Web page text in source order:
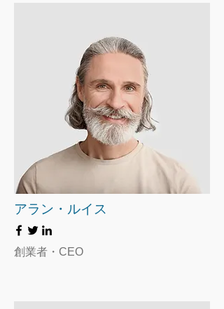
アラン・ルイス
創業者・CEO